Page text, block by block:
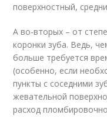
поверхностный,
А во-вторых – от
коронки зуба. Ведь,
больше требуется
(особенно, если
пункты с соседними
жевательной
расход